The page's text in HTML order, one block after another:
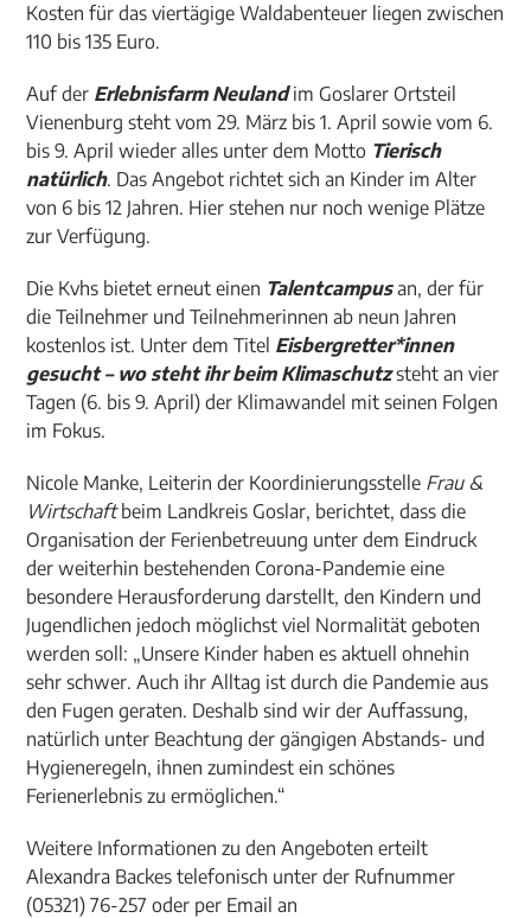
Kosten für das viertägige Waldabenteuer liegen zwischen
110 bis 135 Euro.
Auf der Erlebnisfarm Neulandim Goslarer Ortsteil
Vienenburg steht vom 29. März bis 1. April sowie vom 6.
bis 9. April wieder alles unter dem Motto Tierisch
natürlich. Das Angebot richtet sich an Kinder im Alter
von 6 bis 12 Jahren. Hier stehen nur noch wenige Plätze
zur Verfügung.
Die Kvhs bietet erneut einen Talentcampusan, der für
die Teilnehmer und Teilnehmerinnen ab neun Jahren
kostenlos ist. Unter dem Titel Eisbergretter*innen
gesucht – wo steht ihr beim Klimaschutzsteht an vier
Tagen (6. bis 9. April) der Klimawandel mit seinen Folgen
im Fokus.
Nicole Manke, Leiterin der Koordinierungsstelle Frau &
Wirtschaftbeim Landkreis Goslar, berichtet, dass die
Organisation der Ferienbetreuung unter dem Eindruck
der weiterhin bestehenden Corona-Pandemie eine
besondere Herausforderung darstellt, den Kindern und
Jugendlichen jedoch möglichst viel Normalität geboten
werden soll: „Unsere Kinder haben es aktuell ohnehin
sehr schwer. Auch ihr Alltag ist durch die Pandemie aus
den Fugen geraten. Deshalb sind wir der Auffassung,
natürlich unter Beachtung der gängigen Abstands- und
Hygieneregeln, ihnen zumindest ein schönes
Ferienerlebnis zu ermöglichen.“
Weitere Informationen zu den Angeboten erteilt
Alexandra Backes telefonisch unter der Rufnummer
(05321) 76-257 oder per Email an